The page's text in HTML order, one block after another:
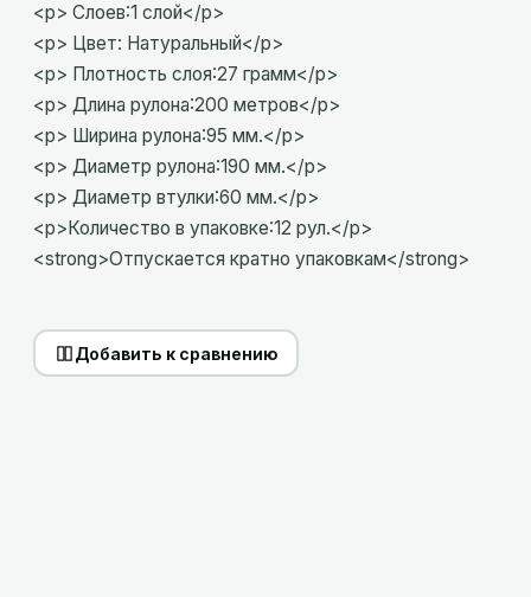
<p> Слоев:1 слой</p>
<p> Цвет: Натуральный</p>
<p> Плотность слоя:27 грамм</p>
<p> Длина рулона:200 метров</p>
<p> Ширина рулона:95 мм.</p>
<p> Диаметр рулона:190 мм.</p>
<p> Диаметр втулки:60 мм.</p>
<p>Количество в упаковке:12 рул.</p>
<strong>Отпускается кратно упаковкам</strong>
Добавить к сравнению